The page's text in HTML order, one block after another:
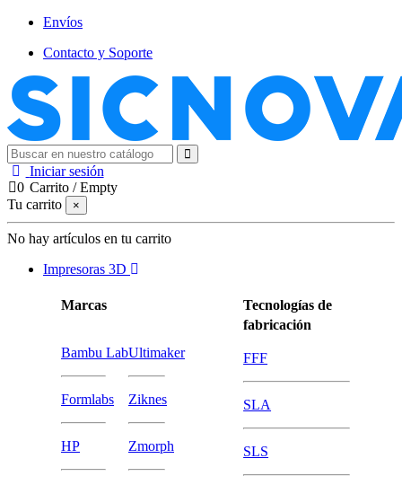
Envíos
Contacto y Soporte
Iniciar sesión
0 Carrito /Empty
Tu carrito
×
No hay artículos en tu carrito
Impresoras 3D
Marcas
Bambu Lab
Formlabs
HP
Ultimaker
Ziknes
Zmorph
Tecnologías de
fabricación
FFF
SLA
SLS